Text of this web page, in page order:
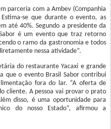
parceria com a Ambev (Companhia
se que durante o evento, as
até 40%. Segundo a presidente da
é um evento que traz retorno
o ramo da gastronomia e todos
nessa atividade”.
do restaurante Yacaxi e grande
que o evento Brasil Sabor contribui
fora do lar. “A oferta de
cliente. A pessoa vai provar o prato
disso, é uma oportunidade para
do nosso Estado”, afirmou a